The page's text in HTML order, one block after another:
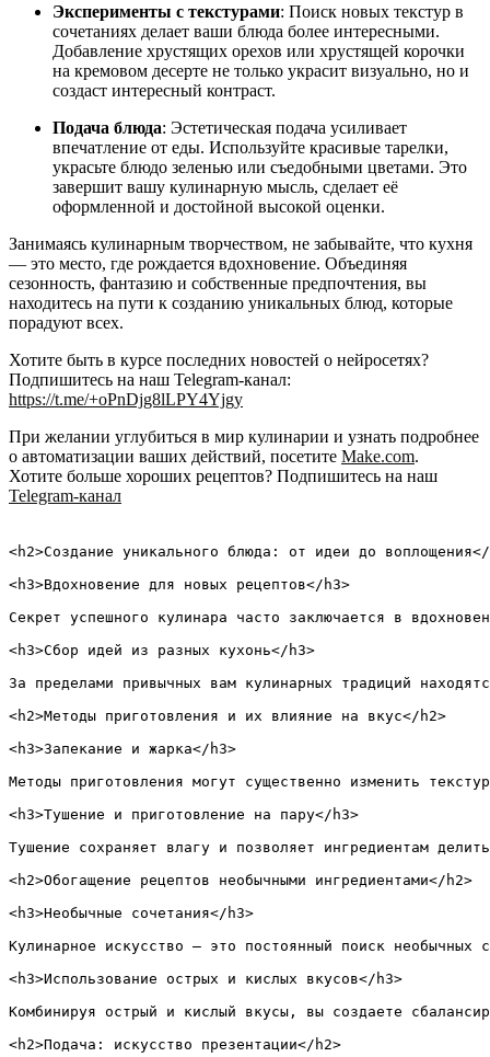
Эксперименты с текстурами: Поиск новых текстур в
сочетаниях делает ваши блюда более интересными.
Добавление хрустящих орехов или хрустящей корочки
на кремовом десерте не только украсит визуально, но и
создаст интересный контраст.
Подача блюда: Эстетическая подача усиливает
впечатление от еды. Используйте красивые тарелки,
украсьте блюдо зеленью или съедобными цветами. Это
завершит вашу кулинарную мысль, сделает её
оформленной и достойной высокой оценки.
Занимаясь кулинарным творчеством, не забывайте, что кухня
— это место, где рождается вдохновение. Объединяя
сезонность, фантазию и собственные предпочтения, вы
находитесь на пути к созданию уникальных блюд, которые
порадуют всех.
Хотите быть в курсе последних новостей о нейросетях?
Подпишитесь на наш Telegram-канал:
https://t.me/+oPnDjg8lLPY4Yjgy
При желании углубиться в мир кулинарии и узнать подробнее
о автоматизации ваших действий, посетите Make.com.
Хотите больше хороших рецептов? Подпишитесь на наш
Telegram-канал
<h2>Создание уникального блюда: от идеи до
<h3>Вдохновение для новых рецептов</h3>
Секрет успешного кулинара часто заключается в
<h3>Сбор идей из разных кухонь</h3>
За пределами привычных вам кулинарных традиций
<h2>Методы приготовления и их влияние на вкус</h2>
<h3>Запекание и жарка</h3>
Методы приготовления могут существенно изменить
<h3>Тушение и приготовление на пару</h3>
Тушение сохраняет влагу и позволяет ингредиентам
<h2>Обогащение рецептов необычными ингредиентами</h2>
<h3>Необычные сочетания</h3>
Кулинарное искусство — это постоянный поиск
<h3>Использование острых и кислых вкусов</h3>
Комбинируя острый и кислый вкусы, вы создаете
<h2>Подача: искусство презентации</h2>